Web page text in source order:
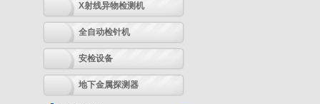
X射线异物检测机
全自动检针机
安检设备
地下金属探测器